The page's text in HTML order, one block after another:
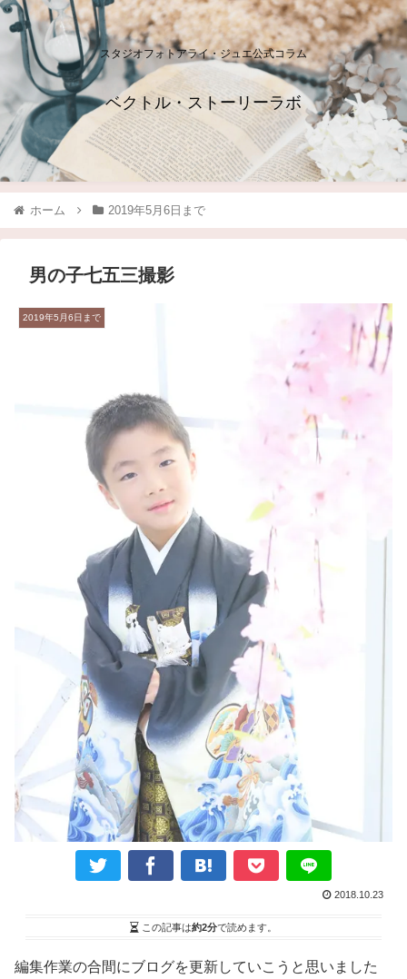
スタジオフォトアライ・ジュエ公式コラム
ベクトル・ストーリーラボ
ホーム 2019年5月6日まで
男の子七五三撮影
2019年5月6日まで
2018.10.23
この記事は約2分で読めます。
編集作業の合間にブログを更新していこうと思いました